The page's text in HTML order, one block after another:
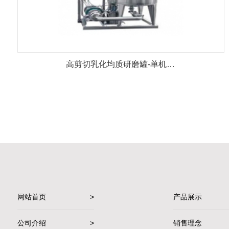
高剪切乳化均质研磨罐-单机…
网站首页 >
公司介绍 >
产品展示
销售理念